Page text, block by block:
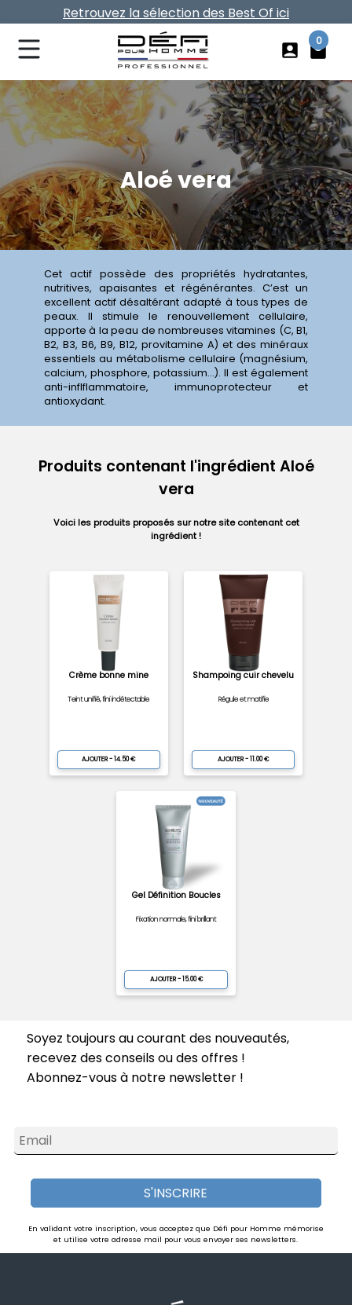
Retrouvez la sélection des Best Of ici
Vos frais de port offerts dès 40€ d'achat
account_box local_mall
0
Aloé vera
Cet actif possède des propriétés hydratantes,
nutritives, apaisantes et régénérantes. C’est un
excellent actif désaltérant adapté à tous types de
peaux. Il stimule le renouvellement cellulaire,
apporte à la peau de nombreuses vitamines (C, B1,
B2, B3, B6, B9, B12, provitamine A) et des minéraux
essentiels au métabolisme cellulaire (magnésium,
calcium, phosphore, potassium...). Il est également
anti-inflflammatoire, immunoprotecteur et
antioxydant.
Produits contenant l'ingrédient Aloé
vera
Voici les produits proposés sur notre site contenant cet
ingrédient !
Crème bonne mine
Teint unifié, fini indétectable
AJOUTER - 14.50 €
Shampoing cuir chevelu
Régule et matifie
AJOUTER - 11.00 €
Gel Définition Boucles
Fixation normale, fini brillant
AJOUTER - 15.00 €
Soyez toujours au courant des nouveautés,
recevez des conseils ou des offres !
Abonnez-vous à notre newsletter !
Email
S'INSCRIRE
En validant votre inscription, vous acceptez que Défi pour Homme mémorise
et utilise votre adresse mail pour vous envoyer ses newsletters.